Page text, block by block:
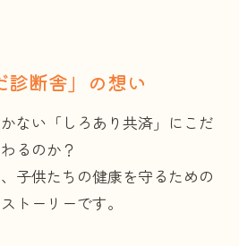
診断舎」の想い
ない「しろあり共済」にこだ
わるのか？
子供たちの健康を守るための
トーリーです。